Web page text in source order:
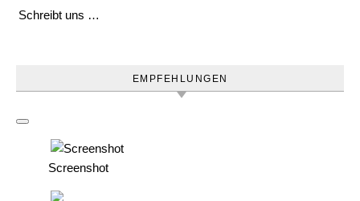
Schreibt uns …
EMPFEHLUNGEN
Screenshot